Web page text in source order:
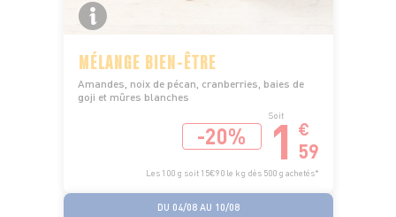
MÉLANGE BIEN-ÊTRE
Amandes, noix de pécan, cranberries, baies de
goji et mûres blanches
-20%
Soit
1 €
59
Les 100 g soit 15€90 le kg dès 500 g achetés*
DU 04/08 AU 10/08